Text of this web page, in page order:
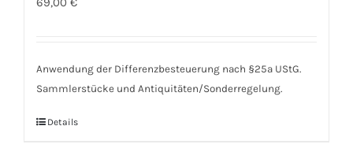
Anwendung der Differenzbesteuerung nach §25a UStG.
Sammlerstücke und Antiquitäten/Sonderregelung.
Details